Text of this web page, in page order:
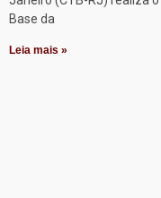
Base da
Leia mais »